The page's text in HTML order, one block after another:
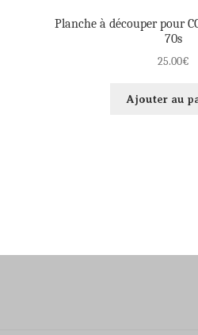
Planche à découper pour
70s
25.00€
Ajouter au